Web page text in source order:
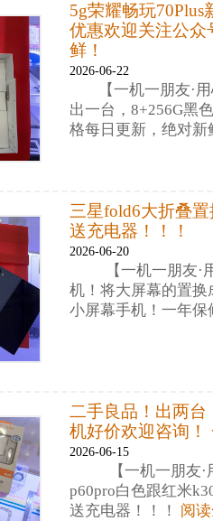
5g荣耀畅玩
优惠欢迎关注公众
鲜！
2026-06-22
【一机一朋友·
出一台，8+256G黑
格每日更新，绝对
三星fold6大折叠
送充电器！！！
2026-06-20
【一机一朋友·
机！将大屏幕的置换
小屏幕手机！一年
二手良品！出两台
机好价欢迎咨询！
2026-06-15
【一机一朋友·
p60pro白色跟红米
送充电器！！！ 阅